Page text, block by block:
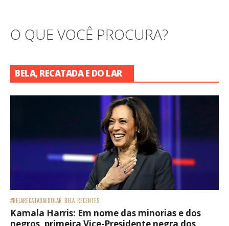
O QUE VOCÊ PROCURA?
BELA, RECATADA E DO LAR
#BELARECATADAEDOLAR BELA RECENTES
Kamala Harris: Em nome das minorias e dos